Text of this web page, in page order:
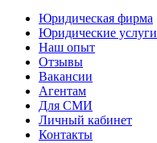
Юридическая фирма
Юридические услуги
Наш опыт
Отзывы
Вакансии
Агентам
Для СМИ
Личный кабинет
Контакты